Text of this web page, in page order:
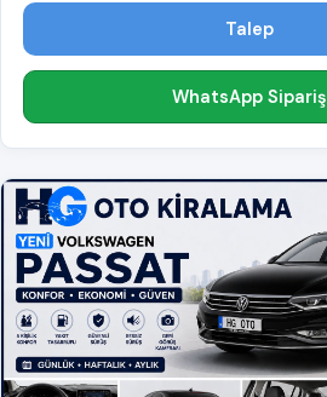
Talep
WhatsApp Sipariş